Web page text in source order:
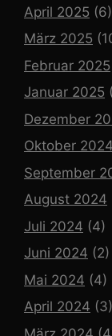
April 2025 (6)
März 2025
Februar 2025
Januar 2025
Dezember
Oktober 2024
September
August 2024
Juli 2024 (4)
Juni 2024 (2)
Mai 2024 (4)
April 2024 (3)